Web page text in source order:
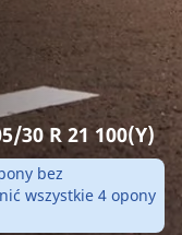
30 R 21 100(Y)
bez
wszystkie 4 opony